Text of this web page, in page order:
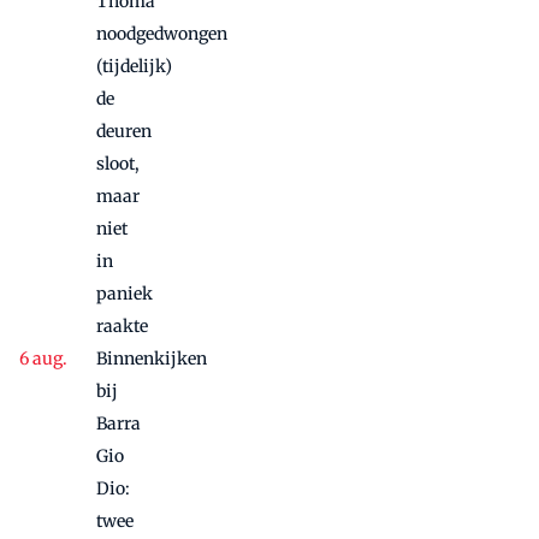
noodgedwongen
(tijdelijk)
de
deuren
sloot,
maar
niet
in
paniek
raakte
Binnenkijken
bij
Barra
Gio
Dio:
twee